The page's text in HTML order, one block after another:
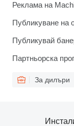
Реклама на
Публикуване на
Публикувай
Партньорска
За дилъри